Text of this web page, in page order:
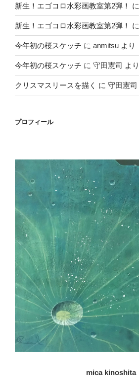
新生！エゴコロ水彩画教室第2弾！ に
新生！エゴコロ水彩画教室第2弾！ に
今年初の桜スケッチ に anmitsu より
今年初の桜スケッチ に 守田憲司 より
クリスマスリースを描く に 守田憲司
プロフィール
mica kinoshita